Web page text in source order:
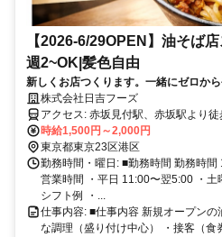
【2026-6/29OPEN】油そば
週2~OK|髪色自由
新しくお店つくります。一緒にゼロから
株式会社日吉フーズ
アクセス: 赤坂見付駅、赤坂駅より
時給1,500円～2,000円
東京都東京23区港区
勤務時間・曜日: ■勤務時間 勤務時
営業時間 ・平日 11:00〜翌5:00 ・
シフト例 ・...
仕事内容: ■仕事内容 新規オープン
な調理（盛り付け中心） ・接客（